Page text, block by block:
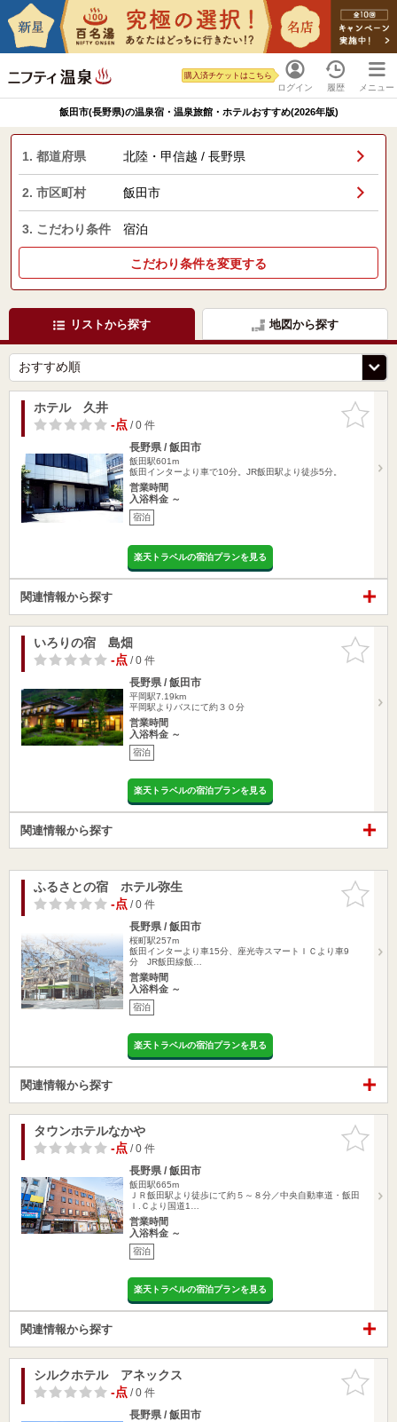
ログイン
購入済チケットはこちら
履歴 メニュー
飯田市(長野県)の温泉宿・温泉旅館・ホテルおすすめ(2026年版)
1. 都道府県 北陸・甲信越 / 長野県
2. 市区町村 飯田市
3. こだわり条件 宿泊
こだわり条件を変更する
リストから探す 地図から探す
お気に入
りに追加
ホテル 久井
-点/ 0 件
長野県 / 飯田市
飯田駅601m
飯田インターより車で10分。JR飯田駅より徒歩5分。
営業時間
入浴料金 ～
宿泊
楽天トラベルの宿泊プランを見る
関連情報から探す
お気に入
りに追加
いろりの宿 島畑
-点/ 0 件
長野県 / 飯田市
平岡駅7.19km
平岡駅よりバスにて約３０分
営業時間
入浴料金 ～
宿泊
楽天トラベルの宿泊プランを見る
関連情報から探す
お気に入
りに追加
ふるさとの宿 ホテル弥生
-点/ 0 件
長野県 / 飯田市
桜町駅257m
飯田インターより車15分、座光寺スマートＩＣより車9
分 JR飯田線飯…
営業時間
入浴料金 ～
宿泊
楽天トラベルの宿泊プランを見る
関連情報から探す
お気に入
りに追加
タウンホテルなかや
-点/ 0 件
長野県 / 飯田市
飯田駅665m
ＪＲ飯田駅より徒歩にて約５～８分／中央自動車道・飯田
Ｉ.Ｃより国道1…
営業時間
入浴料金 ～
宿泊
楽天トラベルの宿泊プランを見る
関連情報から探す
お気に入
りに追加
シルクホテル アネックス
-点/ 0 件
長野県 / 飯田市